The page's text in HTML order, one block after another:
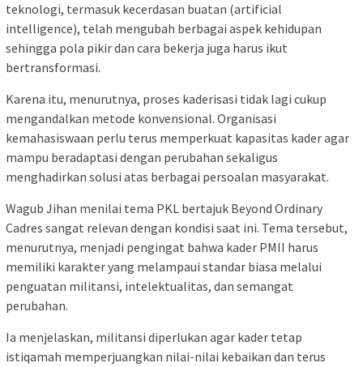
teknologi, termasuk kecerdasan buatan (artificial
intelligence), telah mengubah berbagai aspek kehidupan
sehingga pola pikir dan cara bekerja juga harus ikut
bertransformasi.
Karena itu, menurutnya, proses kaderisasi tidak lagi cukup
mengandalkan metode konvensional. Organisasi
kemahasiswaan perlu terus memperkuat kapasitas kader agar
mampu beradaptasi dengan perubahan sekaligus
menghadirkan solusi atas berbagai persoalan masyarakat.
Wagub Jihan menilai tema PKL bertajuk Beyond Ordinary
Cadres sangat relevan dengan kondisi saat ini. Tema tersebut,
menurutnya, menjadi pengingat bahwa kader PMII harus
memiliki karakter yang melampaui standar biasa melalui
penguatan militansi, intelektualitas, dan semangat
perubahan.
Ia menjelaskan, militansi diperlukan agar kader tetap
istiqamah memperjuangkan nilai-nilai kebaikan dan terus